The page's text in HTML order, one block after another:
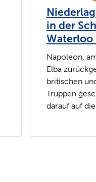
in der
Waterloo
Napoleon,
Elba
britischen
Truppen
darauf auf